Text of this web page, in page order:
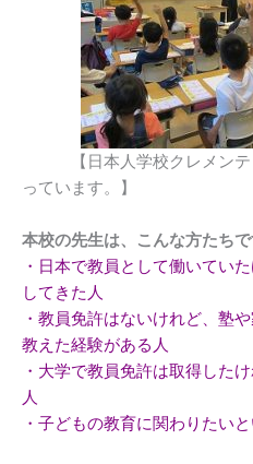
【日本人学校クレメンテ
っています。】
本校の先生は、こんな方たちで
・日本で教員として働いてい
してきた人
・教員免許はないけれど、塾
教えた経験がある人
・大学で教員免許は取得した
人
・子どもの教育に関わりたい